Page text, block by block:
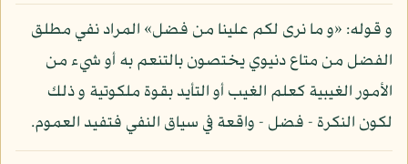
و قوله: «و ما نرى لكم علينا من فضل» المراد نفي مطلق
الفضل من متاع دنيوي يختصون بالتنعم به أو شيء من
الأمور الغيبية كعلم الغيب أو التأيد بقوة ملكوتية و ذلك
لكون النكرة - فضل - واقعة في سياق النفي فتفيد العموم.